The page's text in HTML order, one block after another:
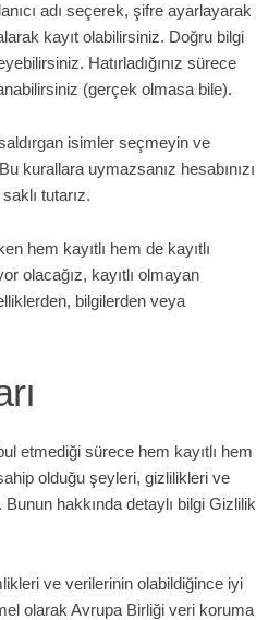
adı seçerek, şifre ayarlayarak
kayıt olabilirsiniz. Doğru bilgi
Hatırladığınız sürece
(gerçek olmasa bile).
isimler seçmeyin ve
kurallara uymazsanız hesabınızı
tutarız.
hem kayıtlı hem de kayıtlı
olacağız, kayıtlı olmayan
bilgilerden veya
etmediği sürece hem kayıtlı hem
olduğu şeyleri, gizlilikleri ve
hakkında detaylı bilgi Gizlilik
ve verilerinin olabildiğince iyi
olarak Avrupa Birliği veri koruma